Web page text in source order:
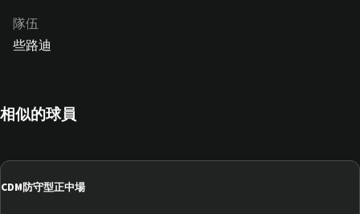
隊伍
些路迪
相似的球員
CDM防守型正中場